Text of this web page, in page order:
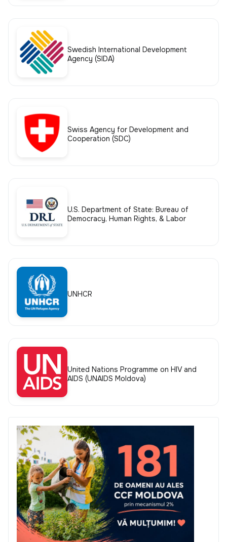
Swedish International Development
Agency (SIDA)
Swiss Agency for Development and
Cooperation (SDC)
U.S. Department of State: Bureau of
Democracy, Human Rights, & Labor
UNHCR
United Nations Programme on HIV and
AIDS (UNAIDS Moldova)